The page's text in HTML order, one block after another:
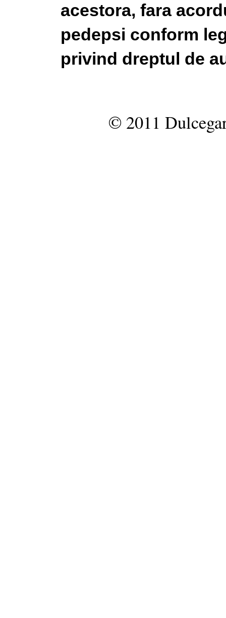
acestora, fara
pedepsi conform
privind dreptul de
© 2011